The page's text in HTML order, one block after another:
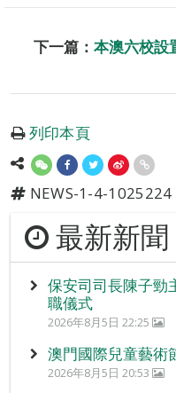
下一篇： 本澳六校設
列印本頁
NEWS-1-4-1025224
最新新聞
保安司司長陳子勁
職儀式
2026年8月5日 22:25
澳門國際兒童藝術
2026年8月5日 20:53